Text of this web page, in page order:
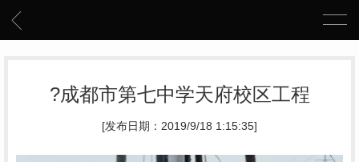
?成都市第七中学天府校区工程
[发布日期：2019/9/18 1:15:35]